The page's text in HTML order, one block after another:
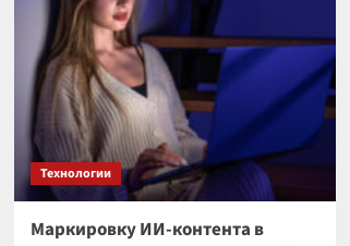
Технологии
Маркировку ИИ-контента в